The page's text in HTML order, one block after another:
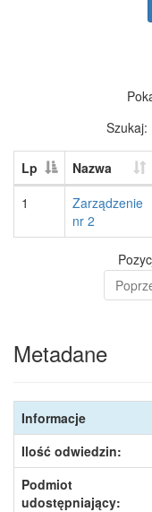
Szukaj:
Lp Nazwa
1
Zarządzenie
nr 2
Metadane
Informacje
Ilość odwiedzin:
Podmiot
udostępniający: